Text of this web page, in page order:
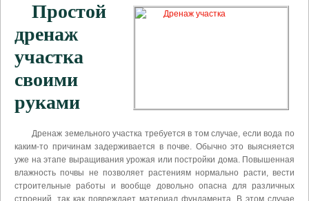
Простой
дренаж
участка
своими
руками
Дренаж земельного участка требуется в том случае, если вода по
каким-то причинам задерживается в почве. Обычно это выясняется
уже на этапе выращивания урожая или постройки дома. Повышенная
влажность почвы не позволяет растениям нормально расти, вести
строительные работы и вообще довольно опасна для различных
строений, так как повреждает материал фундамента. В этом случае